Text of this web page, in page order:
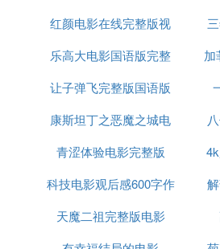
务。无奈之下阿伟只好请师傅黄
定一起合作对付奸商龙在天。他
天的两百万搞到了，龙在天不甘
600字
红颜电影在线完整版视
频
乐高大电影国语版完整
加
让子弹飞完整版国语版
电影
康斯坦丁之恶魔之城电
影完整版
青涩体验电影完整版
科技电影观后感600字作
文
天魔二祖完整版电影